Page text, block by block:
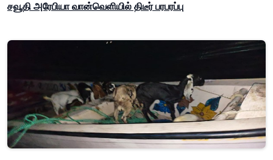
சவூதி அரேபியா வான்வெளியில் திடீர் பரபரப்பு